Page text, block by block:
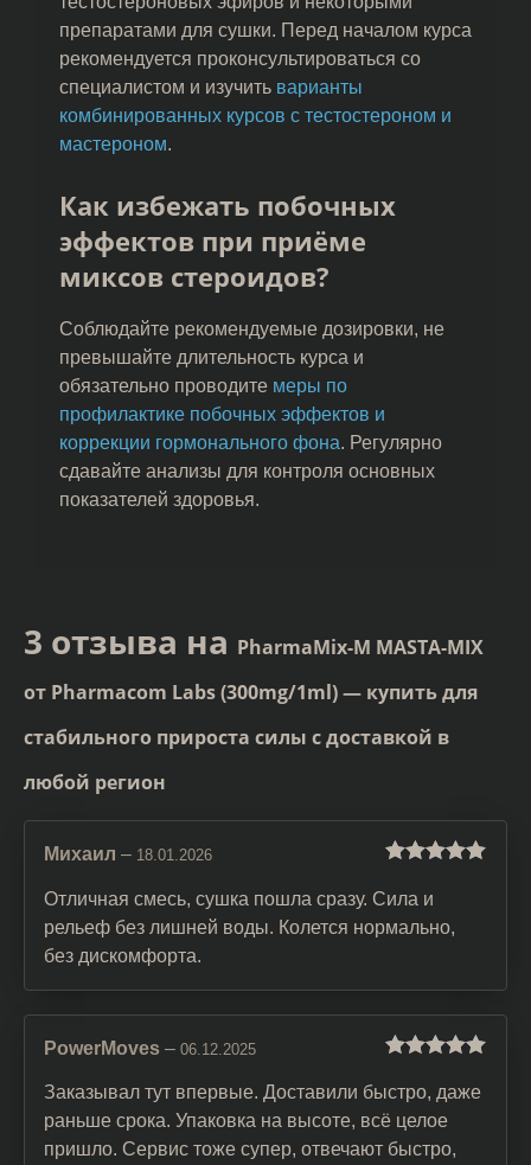
препаратами для сушки. Перед началом курса
рекомендуется проконсультироваться со
специалистом и изучить варианты
комбинированных курсов с тестостероном и
мастероном.
Как избежать побочных
эффектов при приёме
миксов стероидов?
Соблюдайте рекомендуемые дозировки, не
превышайте длительность курса и
обязательно проводите меры по
профилактике побочных эффектов и
коррекции гормонального фона. Регулярно
сдавайте анализы для контроля основных
показателей здоровья.
3 отзыва на PharmaMix-M MASTA-MIX
от Pharmacom Labs (300mg/1ml) — купить для
стабильного прироста силы с доставкой в
любой регион
5
Михаил – 18.01.2026
Отличная смесь, сушка пошла сразу. Сила и
рельеф без лишней воды. Колется нормально,
без дискомфорта.
5
PowerMoves – 06.12.2025
Заказывал тут впервые. Доставили быстро, даже
раньше срока. Упаковка на высоте, всё целое
пришло. Сервис тоже супер, отвечают быстро,